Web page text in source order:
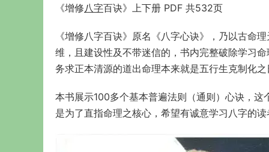
《增修八字百诀》上下册 PDF 共532页
《增修八字百诀》原名《八字心诀》，乃以古命
维，且建设性及不带迷信的，书内完整破除学习
务求正本清源的道出命理本来就是五行生克制化
本书展示100多个基本普遍法则（通则）心诀，
是为了直指命理之核心，希望有诚意学习八字的